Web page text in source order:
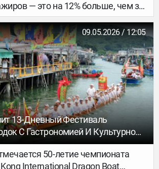
— это на 12% больше, чем за
годом ранее. Главной причиной
полётной программы
впервые самым популярным
по числу пассажиров стала
традиционно востребованные
Хельсинки.
09.05.2026 / 12:05
13-Дневный Фестиваль
С Гастрономией И Культурной
50-летие чемпионата
International Dragon Boat